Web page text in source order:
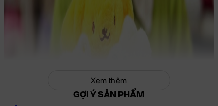
Xem thêm
GỢI Ý SẢN PHẨM